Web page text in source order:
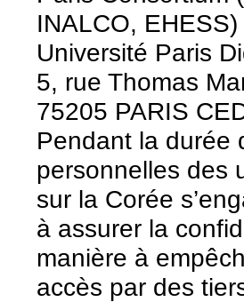
INALCO, EHESS)
Université Paris
5, rue Thomas
75205 PARIS
Pendant la durée
personnelles des
sur la Corée
à assurer la
manière à
accès par des